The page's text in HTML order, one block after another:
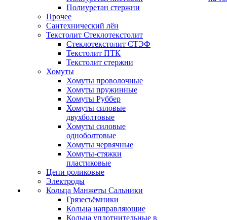
Полиуретан стержни
Прочее
Сантехнический лён
Текстолит Стеклотекстолит
Стеклотекстолит СТЭФ
Текстолит ПТК
Текстолит стержни
Хомуты
Хомуты проволочные
Хомуты пружинные
Хомуты Руббер
Хомуты силовые
двухболтовые
Хомуты силовые
одноболтовые
Хомуты червячные
Хомуты-стяжки
пластиковые
Цепи роликовые
Электроды
Кольца Манжеты Сальники
Грязесъёмники
Кольца направляющие
Кольца уплотнительные в